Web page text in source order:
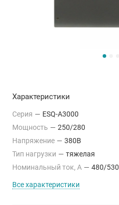
Характеристики
Серия — ESQ-A3000
Мощность — 250/280
Напряжение — 380В
Тип нагрузки — тяжелая
Номинальный ток, А — 480/530
Все характеристики